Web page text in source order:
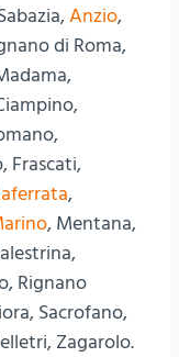
Anzio,
di Roma,
Frascati,
,
, Mentana,
Rignano
Sacrofano,
Zagarolo.